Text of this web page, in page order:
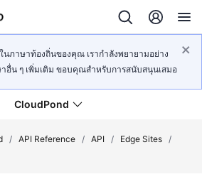
ภาษาท้องถิ่นของคุณ เรากำลังพยายามอย่าง
อื่น ๆ เพิ่มเติม ขอบคุณสำหรับการสนับสนุนเสมอ
CloudPond
/ API Reference / API / Edge Sites /